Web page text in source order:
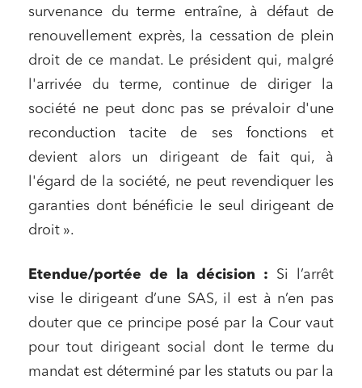
survenance du terme entraîne, à défaut de
renouvellement exprès, la cessation de plein
droit de ce mandat. Le président qui, malgré
l'arrivée du terme, continue de diriger la
société ne peut donc pas se prévaloir d'une
reconduction tacite de ses fonctions et
devient alors un dirigeant de fait qui, à
l'égard de la société, ne peut revendiquer les
garanties dont bénéficie le seul dirigeant de
droit ».
Etendue/portée de la décision : Si l’arrêt
vise le dirigeant d’une SAS, il est à n’en pas
douter que ce principe posé par la Cour vaut
pour tout dirigeant social dont le terme du
mandat est déterminé par les statuts ou par la